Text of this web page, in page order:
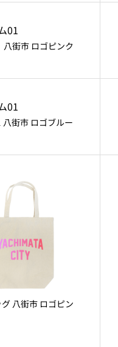
八街市 ロゴピンク
八街市 ロゴブルー
八街市 ロゴピン